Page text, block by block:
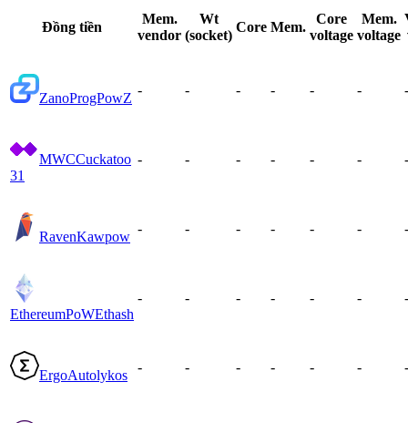
Đồng tiền
Mem.
vendor
Wt
(socket)
Core Mem.
Core
voltage
Mem.
voltage
ZanoProgPowZ
- - - - - - -
MWCCuckatoo
31
- - - - - - -
RavenKawpow
- - - - - - -
EthereumPoWEthash
- - - - - - -
ErgoAutolykos
- - - - - - -